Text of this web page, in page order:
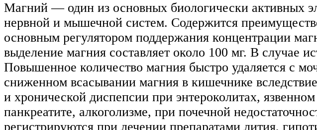
Магний — один из основных биологически активных
нервной и мышечной систем. Содержится
основным регулятором поддержания концентрации
выделение магния составляет около 100 мг. В случае
Повышенное количество магния быстро удаляется с
сниженном всасывании магния в кишечнике
и хронической диспепсии при энтероколитах,
панкреатите, алкоголизме, при почечной
регистрируются при лечении препаратами лития,